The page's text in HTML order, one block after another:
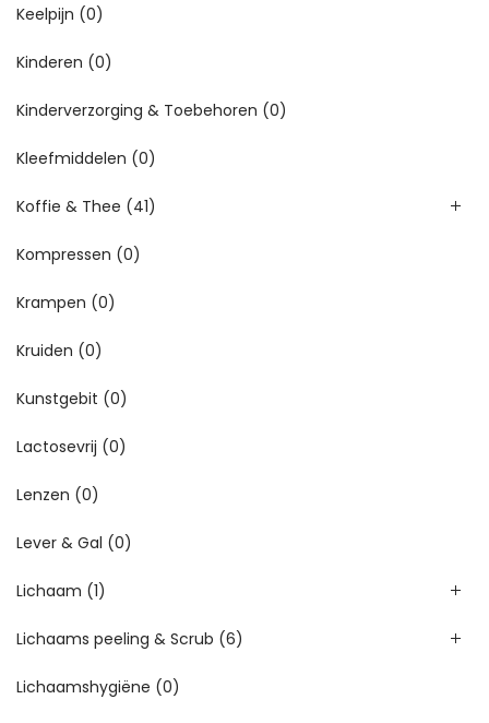
Keelpijn (0)
Kinderen (0)
Kinderverzorging & Toebehoren (0)
Kleefmiddelen (0)
Koffie & Thee (41)
Kompressen (0)
Krampen (0)
Kruiden (0)
Kunstgebit (0)
Lactosevrij (0)
Lenzen (0)
Lever & Gal (0)
Lichaam (1)
Lichaams peeling & Scrub (6)
Lichaamshygiëne (0)